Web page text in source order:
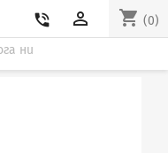
shopping_cart (0)

phone_in_talk